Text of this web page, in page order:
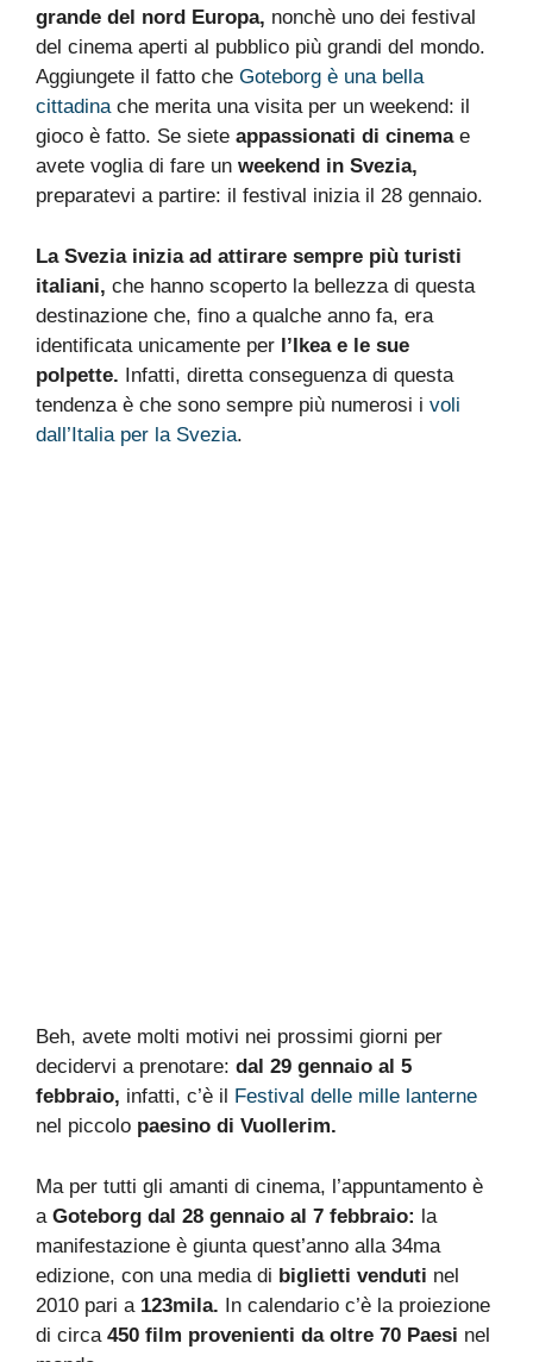
grande del nord Europa, nonchè uno dei festival
del cinema aperti al pubblico più grandi del mondo.
Aggiungete il fatto che Goteborg è una bella
cittadinache merita una visita per un weekend: il
gioco è fatto. Se siete appassionati di cinemae
avete voglia di fare un weekend in Svezia,
preparatevi a partire: il festival inizia il 28 gennaio.
La Svezia inizia ad attirare sempre più turisti
italiani, che hanno scoperto la bellezza di questa
destinazione che, fino a qualche anno fa, era
identificata unicamente per l’Ikea e le sue
polpette. Infatti, diretta conseguenza di questa
tendenza è che sono sempre più numerosi i voli
dall’Italia per la Svezia.
Beh, avete molti motivi nei prossimi giorni per
decidervi a prenotare: dal 29 gennaio al 5
febbraio, infatti, c’è il Festival delle mille lanterne
nel piccolo paesino di Vuollerim.
Ma per tutti gli amanti di cinema, l’appuntamento è
a Goteborg dal 28 gennaio al 7 febbraio: la
manifestazione è giunta quest’anno alla 34ma
edizione, con una media di biglietti venduti nel
2010 pari a 123mila. In calendario c’è la proiezione
di circa 450 film provenienti da oltre 70 Paesi nel